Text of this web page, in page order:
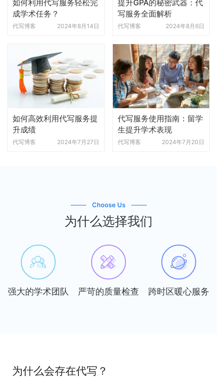
如何利用代写服务轻松完
成学术任务？
代写博客 2024年8月14日
提升GPA的秘密武器：代
写服务全面解析
代写博客 2024年8月6日
如何高效利用代写服务提
升成绩
代写博客 2024年7月27日
代写服务使用指南：留学
生提升学术表现
代写博客 2024年7月20日
为什么选择我们
Choose Us
强大的学术团队 严苛的质量检查 跨时区暖心服务
为什么会存在代写？